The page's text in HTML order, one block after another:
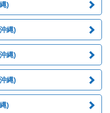
)
縄)
縄)
縄)
)